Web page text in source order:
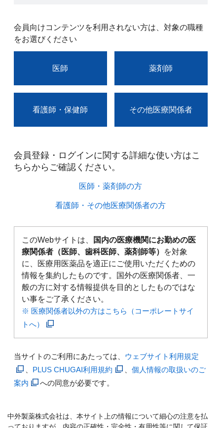
会員向けコンテンツを利用されない方は、対象の職種
をお選びください
医師 薬剤師
看護師・保健師 その他医療関係者
会員登録・ログインに関する詳細な使い方はこ
ちらからご確認ください。​
医師・薬剤師の方​
看護師・その他医療関係者の方​
このWebサイトは、
国内の医療機関にお勤めの医
療関係者（医師、歯科医師、薬剤師等）
を対象
に、医療用医薬品を適正にご使用いただくための
情報を集約したものです。国外の医療関係者、一
般の方に対する情報提供を目的としたものではな
い事をご了承ください。
※ 医療関係者以外の方はこちら（コーポレートサイ
トへ）
当サイトのご利用にあたっては、 ウェブサイト利用規定
PLUS CHUGAI利用規約
個人情報の取扱いのご
案内
への同意が必要です。
中外製薬株式会社は、本サイト上の情報について細心の注意を払
っておりますが、内容の正確性・完全性・有用性等に関して保証